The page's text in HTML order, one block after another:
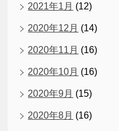
2021年1月 (12)
2020年12月 (14)
2020年11月 (16)
2020年10月 (16)
2020年9月 (15)
2020年8月 (16)